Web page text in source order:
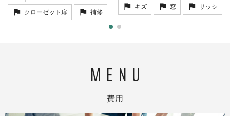
クローゼット扉 補修
キズ 窓 サッシ
費用